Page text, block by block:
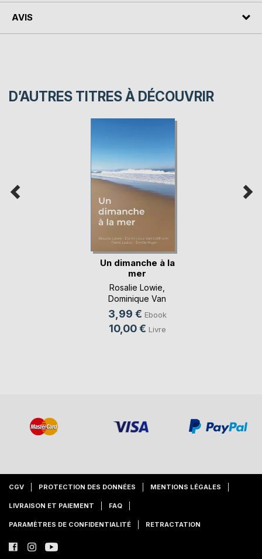
AVIS
D’AUTRES TITRES À DÉCOUVRIR
Un dimanche à la
mer
Rosalie Lowie
Dominique Van
Cotthem
3,99 € Ebook
10,00 € Livre
CGV PROTECTION DES DONNÉES MENTIONS LÉGALES
LIVRAISON ET PAIEMENT FAQ
PARAMÈTRES DE CONFIDENTIALITÉ RETRACTATION